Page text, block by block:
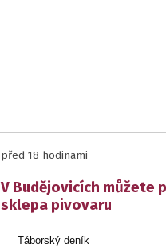
před 18 hodinami
V Budějovicích můžete
sklepa pivovaru
Táborský deník